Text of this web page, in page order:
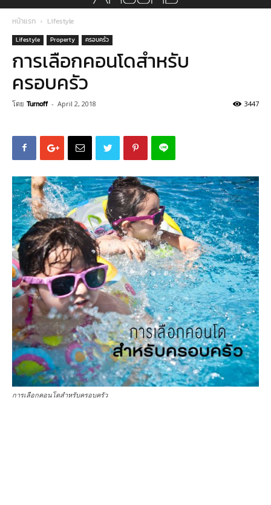
หน้าแรก Lifestyle
Lifestyle Property ครอบครัว
การเลือกคอนโดสำหรับ
ครอบครัว
โดย Turnoff - April 2, 2018 3447
การเลือกคอนโดสำหรับครอบครัว